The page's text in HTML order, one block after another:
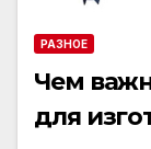
РАЗНОЕ
Чем
для